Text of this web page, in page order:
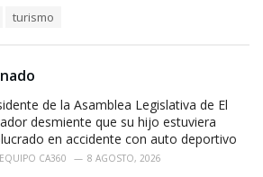
turismo
de la Asamblea Legislativa de El
desmiente que su hijo estuviera
en accidente con auto deportivo
EQUIPO CA360 8 AGOSTO, 2026